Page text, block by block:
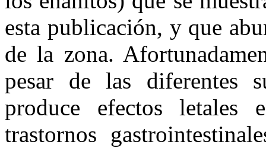
esta publicación, y que
de la zona.
pesar de las diferentes
produce efectos letales
trastornos